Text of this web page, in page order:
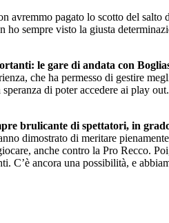
avremmo pagato lo scotto del
sempre visto la giusta
le gare di andata con
che ha permesso di gestire
di poter accedere ai play
brulicante di spettatori, in
dimostrato di meritare
anche contro la Pro Recco.
ancora una possibilità, e